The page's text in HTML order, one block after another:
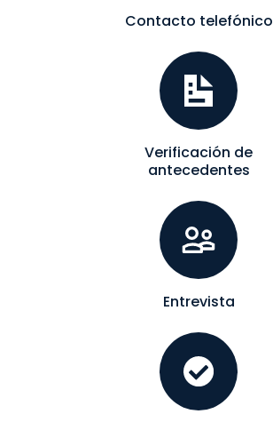
Contacto telefónico
Verificación de
antecedentes
Entrevista